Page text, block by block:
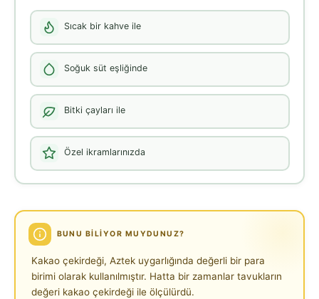
Sıcak bir kahve ile
Soğuk süt eşliğinde
Bitki çayları ile
Özel ikramlarınızda
BUNU BILIYOR MUYDUNUZ?
Kakao çekirdeği, Aztek uygarlığında değerli bir para
birimi olarak kullanılmıştır. Hatta bir zamanlar tavukların
değeri kakao çekirdeği ile ölçülürdü.